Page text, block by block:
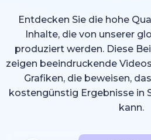
Entdecken Sie die hohe
Inhalte, die von unserer
produziert werden. Diese
zeigen beeindruckende
Grafiken, die beweisen,
kostengünstig Ergebnisse in
kann.